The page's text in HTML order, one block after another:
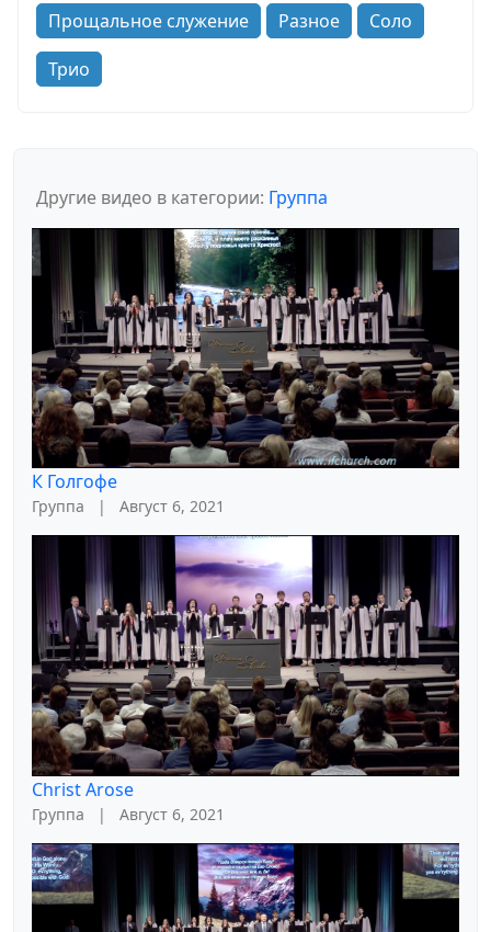
Прощальное служение
Разное
Соло
Трио
Другие видео в категории: Группа
К Голгофе
Группа | Август 6, 2021
Christ Arose
Группа | Август 6, 2021